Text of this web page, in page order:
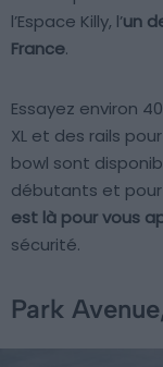
l’Espace Killy, l’un
France.
Essayez environ
XL et des rails
bowl sont
débutants et pour
est là pour vous
sécurité.
Park